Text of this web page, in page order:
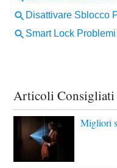
Articoli Consigliati
Migliori